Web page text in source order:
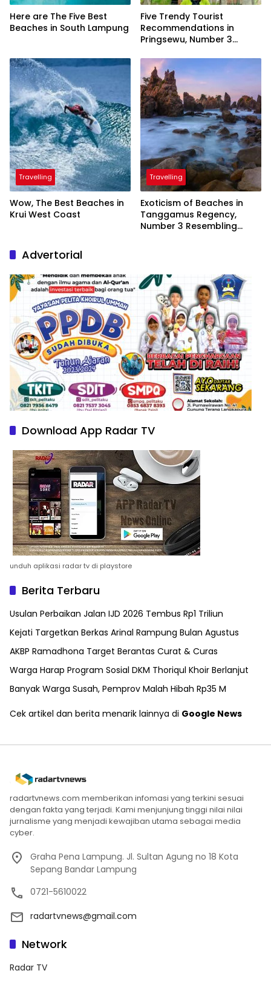
Here are The Five Best
Beaches in South Lampung
Five Trendy Tourist
Recommendations in
Pringsewu, Number 3
President
Travelling
Wow, The Best Beaches in
Krui West Coast
Travelling
Exoticism of Beaches in
Tanggamus Regency,
Number 3 Resembling
Advertorial
Download App Radar TV
unduh aplikasi radar tv di playstore
Berita Terbaru
Usulan Perbaikan Jalan IJD 2026 Tembus Rp1 Triliun
Kejati Targetkan Berkas Arinal Rampung Bulan Agustus
AKBP Ramadhona Target Berantas Curat & Curas
Warga Harap Program Sosial DKM Thoriqul Khoir Berlanjut
Banyak Warga Susah, Pemprov Malah Hibah Rp35 M
Cek artikel dan berita menarik lainnya di Google News
radartvnews.com memberikan infomasi yang terkini sesuai
dengan fakta yang terjadi. Kami menjunjung tinggi nilai nilai
jurnalisme yang menjadi kewajiban utama sebagai media
cyber.
Graha Pena Lampung. Jl. Sultan Agung no 18 Kota
Sepang Bandar Lampung
0721-5610022
radartvnews@gmail.com
Network
Radar TV